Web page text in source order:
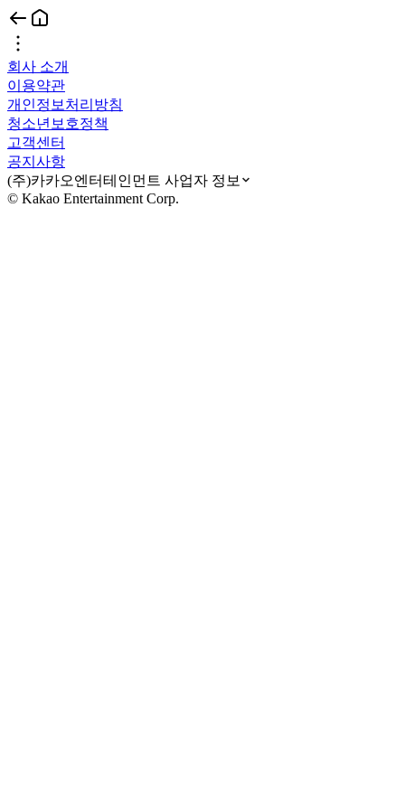
회사 소개
이용약관
개인정보처리방침
청소년보호정책
고객센터
공지사항
(주)카카오엔터테인먼트 사업자 정보
© Kakao Entertainment Corp.